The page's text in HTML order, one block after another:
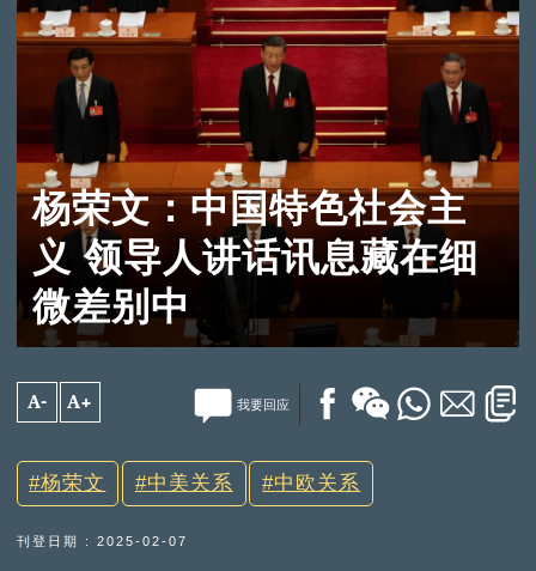
杨荣文：中国特色社会主
义 领导人讲话讯息藏在细
微差别中
A- A+ 我要回应
杨荣文 中美关系 中欧关系
刊登日期 : 2025-02-07